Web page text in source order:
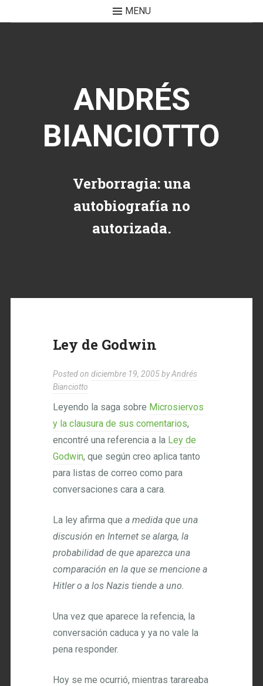
MENU
ANDRÉS
BIANCIOTTO
Verborragia: una
autobiografía no
autorizada.
Ley de Godwin
Posted ondiciembre 19, 2005byAndrés
Bianciotto
Leyendo la saga sobre Microsiervos
y la clausura de sus comentarios,
encontré una referencia a la Ley de
Godwin, que según creo aplica tanto
para listas de correo como para
conversaciones cara a cara.
La ley afirma quea medida que una
discusión en Internet se alarga, la
probabilidad de que aparezca una
comparación en la que se mencione a
Hitler o a los Nazis tiende a uno.
Una vez que aparece la refencia, la
conversación caduca y ya no vale la
pena responder.
Hoy se me ocurrió, mientras tarareaba